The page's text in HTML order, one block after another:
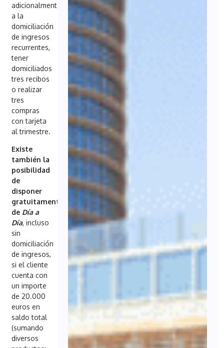
adicionalmente
a la
domiciliación
de ingresos
recurrentes,
tener
domiciliados
tres recibos
o realizar
tres
compras
con tarjeta
al trimestre.
Existe
también la
posibilidad
de
disponer
gratuitamente
de Día a
Día, incluso
sin
domiciliación
de ingresos,
si el cliente
cuenta con
un importe
de 20.000
euros en
saldo total
(sumando
diversos